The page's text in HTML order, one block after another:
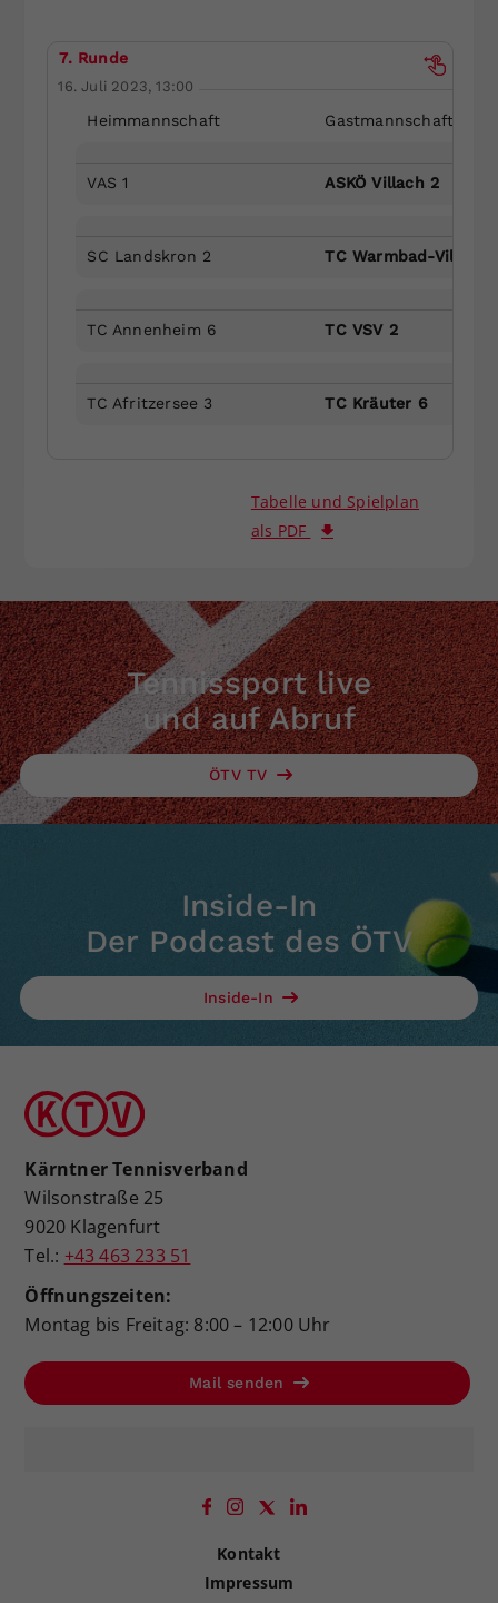
7. Runde
16. Juli 2023, 13:00
Heimmannschaft Gastmannschaft
VAS 1 ASKÖ Villach 2
SC Landskron 2 TC Warmbad-Villach
TC Annenheim 6 TC VSV 2
TC Afritzersee 3 TC Kräuter 6
Tabelle und Spielplan
als PDF
Tennissport live
und auf Abruf
ÖTV TV
Inside-In
Der Podcast des ÖTV
Inside-In
Kärntner Tennisverband
Wilsonstraße 25
9020 Klagenfurt
Tel.: +43 463 233 51
Öffnungszeiten:
Montag bis Freitag: 8:00 – 12:00 Uhr
Mail senden
Kontakt
Impressum